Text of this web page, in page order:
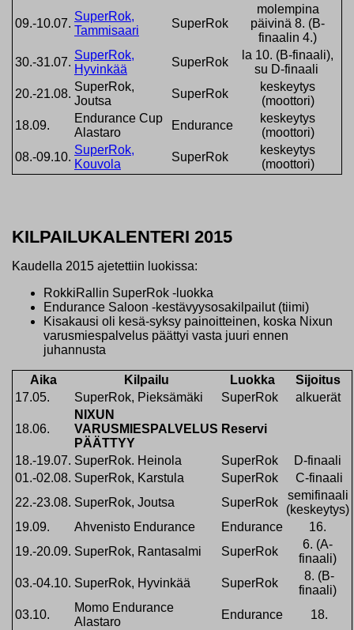
09.-10.07.
SuperRok,
Tammisaari
SuperRok
molempina
päivinä 8. (B-
finaalin 4.)
30.-31.07.
SuperRok,
Hyvinkää
SuperRok
la 10. (B-finaali),
su D-finaali
20.-21.08.
SuperRok,
Joutsa
SuperRok
keskeytys
(moottori)
18.09.
Endurance Cup
Alastaro
Endurance
keskeytys
(moottori)
08.-09.10.
SuperRok,
Kouvola
SuperRok
keskeytys
(moottori)
KILPAILUKALENTERI 2015
Kaudella 2015 ajetettiin luokissa:
RokkiRallin SuperRok -luokka
Endurance Saloon -kestävyysosakilpailut (tiimi)
Kisakausi oli kesä-syksy painoitteinen, koska Nixun
varusmiespalvelus päättyi vasta juuri ennen
juhannusta
Aika Kilpailu Luokka
Sijoitus
17.05.
SuperRok, Pieksämäki SuperRok alkuerät
18.06.
NIXUN
VARUSMIESPALVELUS
PÄÄTTYY
Reservi
18.-19.07. SuperRok. Heinola SuperRok
D-finaali
01.-02.08. SuperRok, Karstula SuperRok
C-finaali
22.-23.08. SuperRok, Joutsa SuperRok
semifinaali
(keskeytys)
19.09.
Ahvenisto Endurance Endurance
16.
19.-20.09. SuperRok, Rantasalmi SuperRok
6. (A-
finaali)
03.-04.10. SuperRok, Hyvinkää SuperRok
8. (B-
finaali)
03.10.
Momo Endurance
Alastaro
Endurance 18.